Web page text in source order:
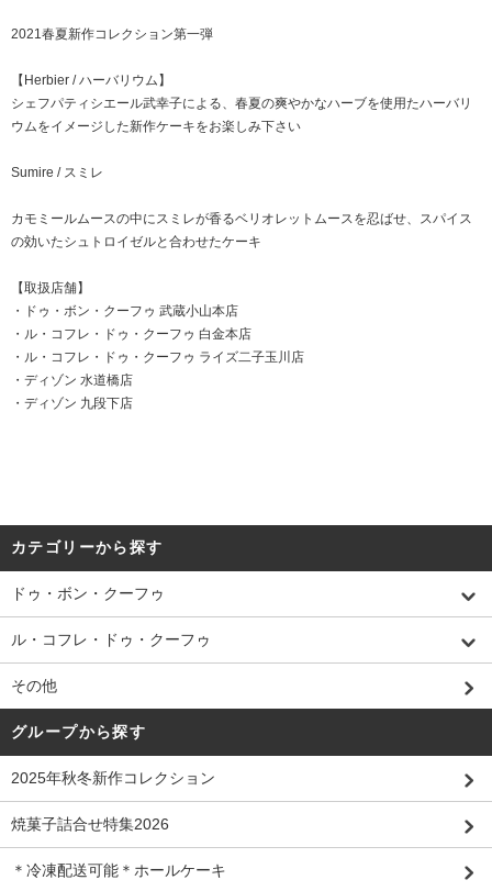
2021春夏新作コレクション第一弾
【Herbier / ハーバリウム】
シェフパティシエール武幸子による、春夏の爽やかなハーブを使用たハーバリ
ウムをイメージした新作ケーキをお楽しみ下さい
Sumire / スミレ
カモミールムースの中にスミレが香るベリオレットムースを忍ばせ、スパイス
の効いたシュトロイゼルと合わせたケーキ
【取扱店舗】
・
ドゥ・ボン・クーフゥ 武蔵小山本店
・ ル・コフレ・ドゥ・クーフゥ 白金本店
・ ル・コフレ・ドゥ・クーフゥ ライズ二子玉川店
・ ディゾン 水道橋店
・ディゾン 九段下店
カテゴリーから探す
ドゥ・ボン・クーフゥ
ル・コフレ・ドゥ・クーフゥ
その他
グループから探す
2025年秋冬新作コレクション
焼菓子詰合せ特集2026
＊冷凍配送可能＊ホールケーキ